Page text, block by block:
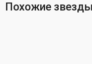
Похожие звезды